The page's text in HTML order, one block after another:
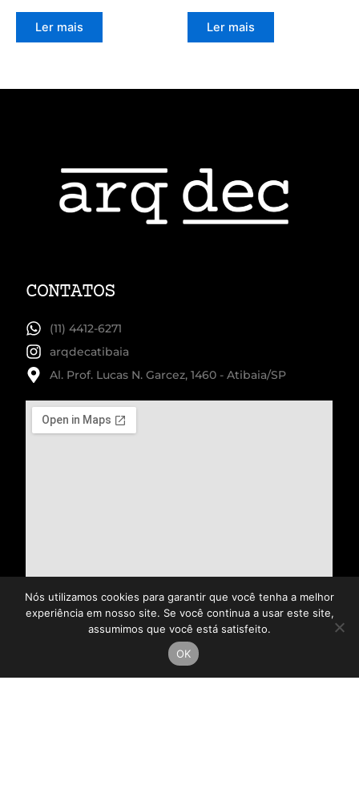
Ler mais Ler mais
CONTATOS
(11) 4412-6271
arqdecatibaia
Al. Prof. Lucas N. Garcez, 1460 - Atibaia/SP
Nós utilizamos cookies para garantir que você tenha a melhor
experiência em nosso site. Se você continua a usar este site,
assumimos que você está satisfeito.
OK